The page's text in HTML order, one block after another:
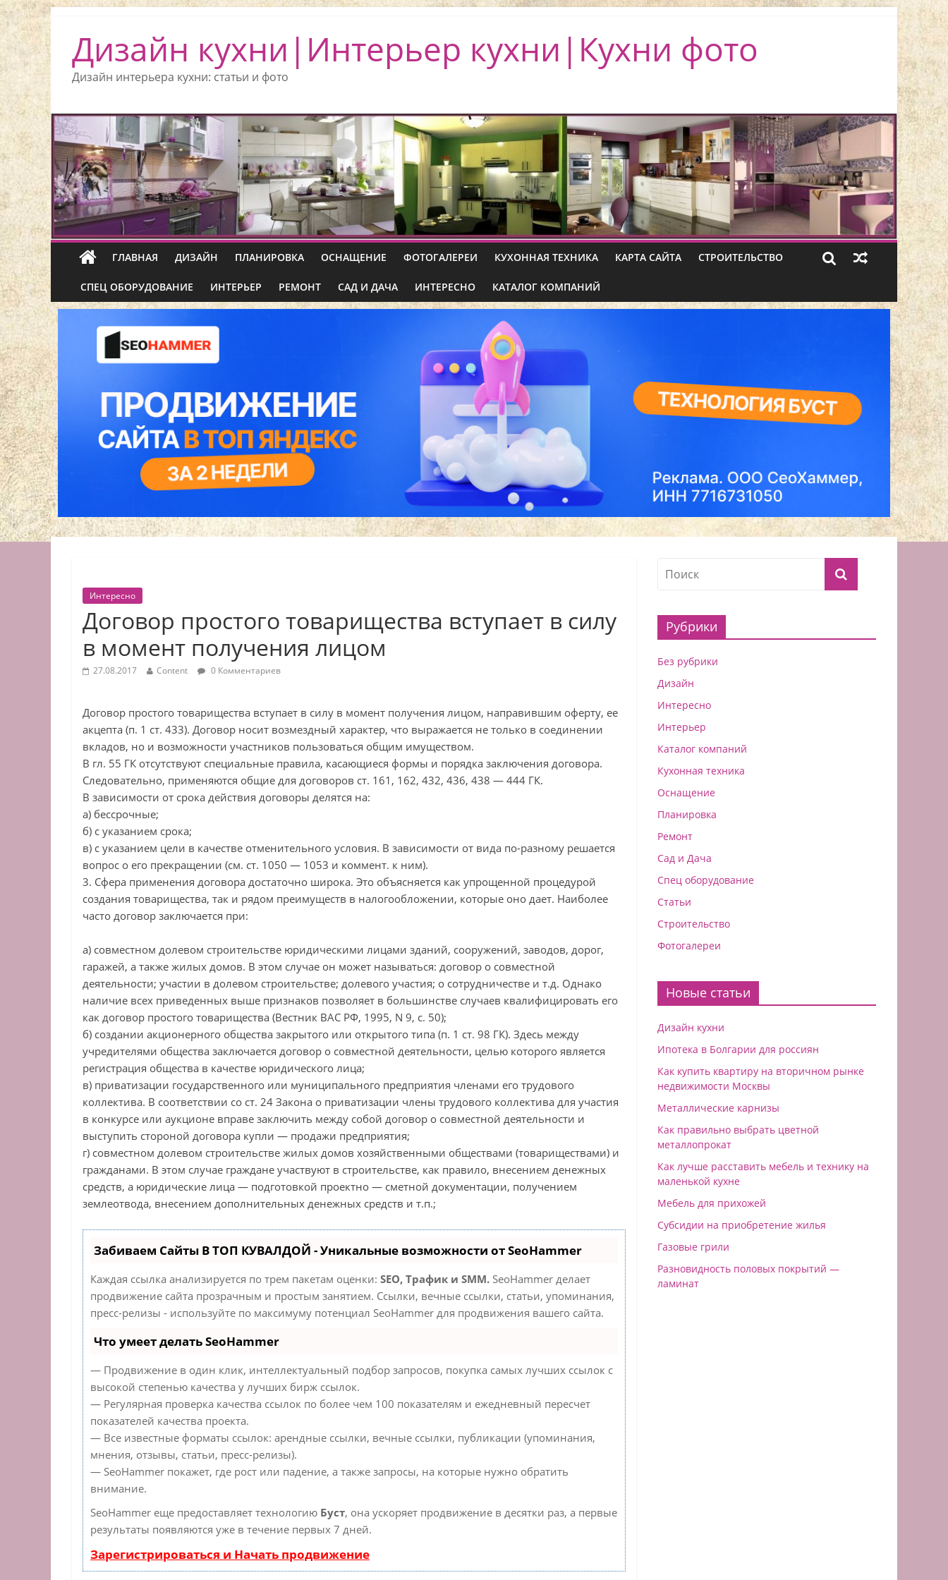
Дизайн кухни|Интерьер кухни|Кухни фото
Дизайн интерьера кухни: статьи и фото
ГЛАВНАЯ ДИЗАЙН ПЛАНИРОВКА ОСНАЩЕНИЕ ФОТОГАЛЕРЕИ КУХОННАЯ ТЕХНИКА КАРТА САЙТА СТРОИТЕЛЬСТВО
СПЕЦ ОБОРУДОВАНИЕ ИНТЕРЬЕР РЕМОНТ САД И ДАЧА ИНТЕРЕСНО КАТАЛОГ КОМПАНИЙ
Интересно
Договор простого товарищества вступает в силу
в момент получения лицом
27.08.2017 Content 0 Комментариев
Договор простого товарищества вступает в силу в момент получения лицом, направившим оферту, ее
акцепта (п. 1 ст. 433). Договор носит возмездный характер, что выражается не только в соединении
вкладов, но и возможности участников пользоваться общим имуществом.
В гл. 55 ГК отсутствуют специальные правила, касающиеся формы и порядка заключения договора.
Следовательно, применяются общие для договоров ст. 161, 162, 432, 436, 438 — 444 ГК.
В зависимости от срока действия договоры делятся на:
а) бессрочные;
б) с указанием срока;
в) с указанием цели в качестве отменительного условия. В зависимости от вида по-разному решается
вопрос о его прекращении (см. ст. 1050 — 1053 и коммент. к ним).
3. Сфера применения договора достаточно широка. Это объясняется как упрощенной процедурой
создания товарищества, так и рядом преимуществ в налогообложении, которые оно дает. Наиболее
часто договор заключается при:
а) совместном долевом строительстве юридическими лицами зданий, сооружений, заводов, дорог,
гаражей, а также жилых домов. В этом случае он может называться: договор о совместной
деятельности; участии в долевом строительстве; долевого участия; о сотрудничестве и т.д. Однако
наличие всех приведенных выше признаков позволяет в большинстве случаев квалифицировать его
как договор простого товарищества (Вестник ВАС РФ, 1995, N 9, с. 50);
б) создании акционерного общества закрытого или открытого типа (п. 1 ст. 98 ГК). Здесь между
учредителями общества заключается договор о совместной деятельности, целью которого является
регистрация общества в качестве юридического лица;
в) приватизации государственного или муниципального предприятия членами его трудового
коллектива. В соответствии со ст. 24 Закона о приватизации члены трудового коллектива для участия
в конкурсе или аукционе вправе заключить между собой договор о совместной деятельности и
выступить стороной договора купли — продажи предприятия;
г) совместном долевом строительстве жилых домов хозяйственными обществами (товариществами) и
гражданами. В этом случае граждане участвуют в строительстве, как правило, внесением денежных
средств, а юридические лица — подготовкой проектно — сметной документации, получением
землеотвода, внесением дополнительных денежных средств и т.п.;
Забиваем Сайты В ТОП КУВАЛДОЙ - Уникальные возможности от SeoHammer
Каждая ссылка анализируется по трем пакетам оценки: SEO, Трафик и SMM. SeoHammer делает
продвижение сайта прозрачным и простым занятием. Ссылки, вечные ссылки, статьи, упоминания,
пресс-релизы - используйте по максимуму потенциал SeoHammer для продвижения вашего сайта.
Что умеет делать SeoHammer
— Продвижение в один клик, интеллектуальный подбор запросов, покупка самых лучших ссылок с
высокой степенью качества у лучших бирж ссылок.
— Регулярная проверка качества ссылок по более чем 100 показателям и ежедневный пересчет
показателей качества проекта.
— Все известные форматы ссылок: арендные ссылки, вечные ссылки, публикации (упоминания,
мнения, отзывы, статьи, пресс-релизы).
— SeoHammer покажет, где рост или падение, а также запросы, на которые нужно обратить
внимание.
SeoHammer еще предоставляет технологию Буст, она ускоряет продвижение в десятки раз, а первые
результаты появляются уже в течение первых 7 дней.
Зарегистрироваться и Начать продвижение
Рубрики
Без рубрики
Дизайн
Интересно
Интерьер
Каталог компаний
Кухонная техника
Оснащение
Планировка
Ремонт
Сад и Дача
Спец оборудование
Статьи
Строительство
Фотогалереи
Новые статьи
Дизайн кухни
Ипотека в Болгарии для россиян
Как купить квартиру на вторичном рынке
недвижимости Москвы
Металлические карнизы
Как правильно выбрать цветной
металлопрокат
Как лучше расставить мебель и технику на
маленькой кухне
Мебель для прихожей
Субсидии на приобретение жилья
Газовые грили
Разновидность половых покрытий —
ламинат